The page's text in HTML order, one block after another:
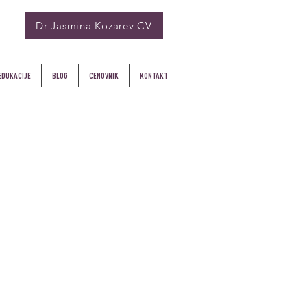
Dr Jasmina Kozarev CV
BLOG CENOVNIK KONTAKT